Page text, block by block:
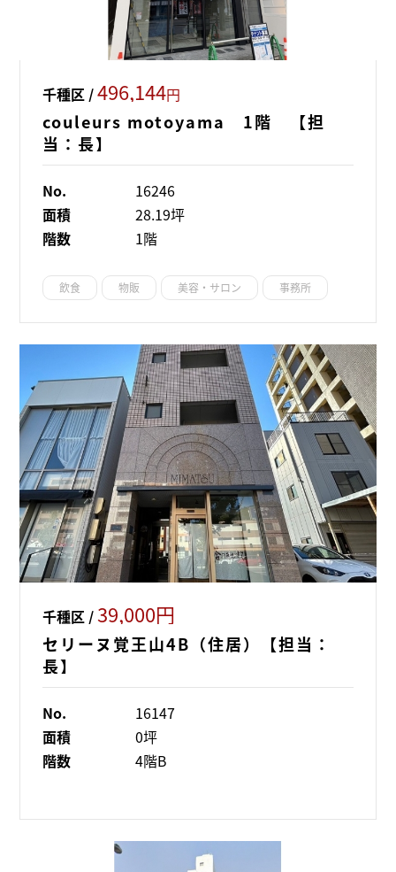
千種区 /496,144円
couleurs motoyama 1階 【担
当：長】
No.
16246
面積
28.19坪
階数
1階
飲食 物販 美容・サロン 事務所
千種区 /39,000円
セリーヌ覚王山4B（住居）【担当：
長】
No.
16147
面積
0坪
階数
4階B